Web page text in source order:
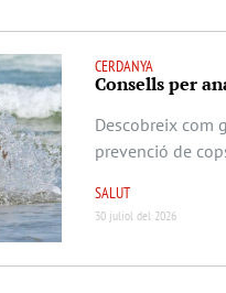
CERDANYA
Consells per
Descobreix com
prevenció de
SALUT
30 juliol del 2026